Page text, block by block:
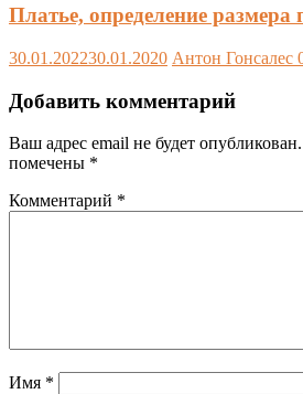
Платье, определение размера
30.01.202230.01.2020 Антон Гонсалес
Добавить комментарий
Ваш адрес email не будет опубликован.
помечены *
Комментарий *
Имя *